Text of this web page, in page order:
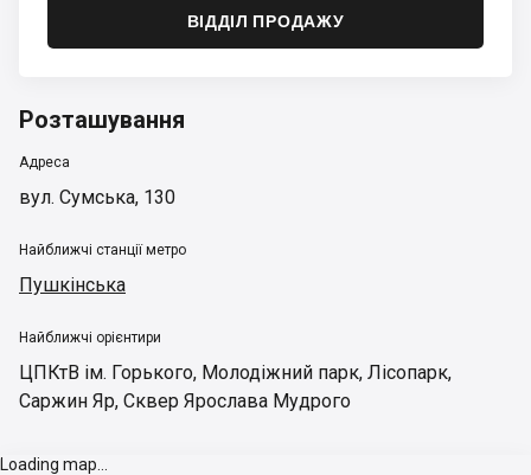
ВІДДІЛ ПРОДАЖУ
Розташування
Адреса
вул. Сумська, 130
Найближчі станції метро
Пушкінська
Найближчі орієнтири
ЦПКтВ ім. Горького, Молодіжний парк, Лісопарк,
Саржин Яр, Сквер Ярослава Мудрого
Loading map...